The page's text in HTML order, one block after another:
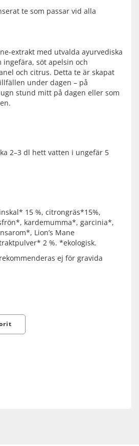
te som passar vid alla
extrakt med utvalda ayurvediska
ingefära, söt apelsin och
och citrus. Detta te är skapat
under dagen – på
stund mitt på dagen eller som
2–3 dl hett vatten i ungefär 5
15 %, citrongräs*15%,
kardemumma*, garcinia*,
Lion’s Mane
2 %. *ekologisk.
ej för gravida